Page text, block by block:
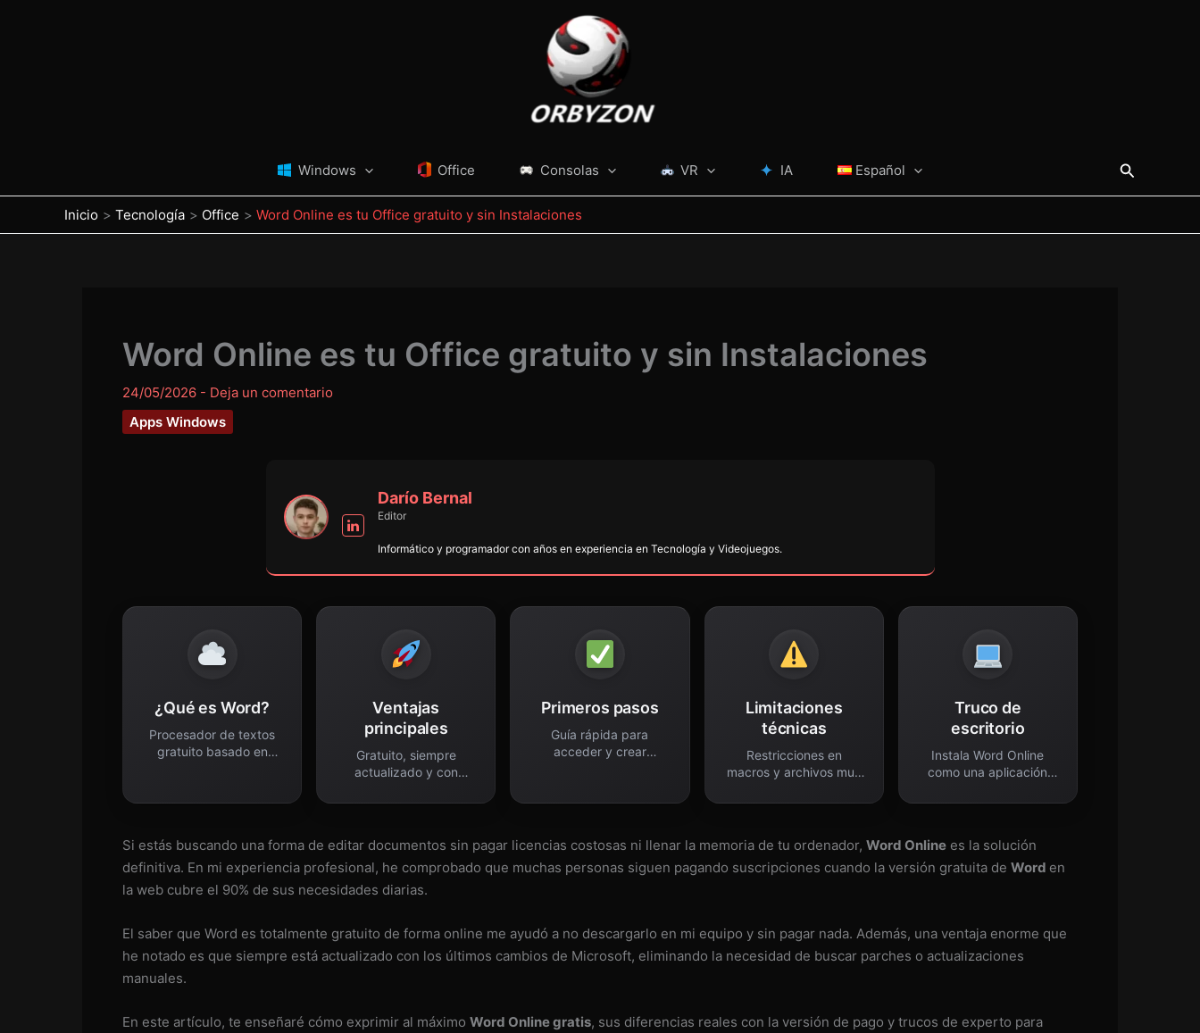
Windows Office Consolas VR IA Español Buscar
Inicio Tecnología Office Word Online es tu Office gratuito y sin Instalaciones
Word Online es tu Office gratuito y sin Instalaciones
24/05/2026 - Deja un comentario
Apps Windows
Darío Bernal
Editor
Informático y programador con años en experiencia en Tecnología y Videojuegos.
¿Qué es Word?
Procesador de textos
gratuito basado en
Ventajas
principales
Gratuito, siempre
actualizado y con
Primeros pasos
Guía rápida para
acceder y crear
Limitaciones
técnicas
Restricciones en
macros y archivos muy
Truco de
escritorio
Instala Word Online
como una aplicación
Si estás buscando una forma de editar documentos sin pagar licencias costosas ni llenar la memoria de tu ordenador, Word Online es la solución
definitiva. En mi experiencia profesional, he comprobado que muchas personas siguen pagando suscripciones cuando la versión gratuita de Word en
la web cubre el 90% de sus necesidades diarias.
El saber que Word es totalmente gratuito de forma online me ayudó a no descargarlo en mi equipo y sin pagar nada. Además, una ventaja enorme que
he notado es que siempre está actualizado con los últimos cambios de Microsoft, eliminando la necesidad de buscar parches o actualizaciones
manuales.
En este artículo, te enseñaré cómo exprimir al máximo Word Online gratis, sus diferencias reales con la versión de pago y trucos de experto para